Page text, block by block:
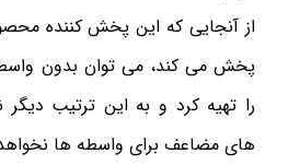
از آنجایی که این پخش کننده
پخش می کند، می توان بدون
را تهیه کرد و به این ترتیب دیگر
های مضاعف برای واسطه ها